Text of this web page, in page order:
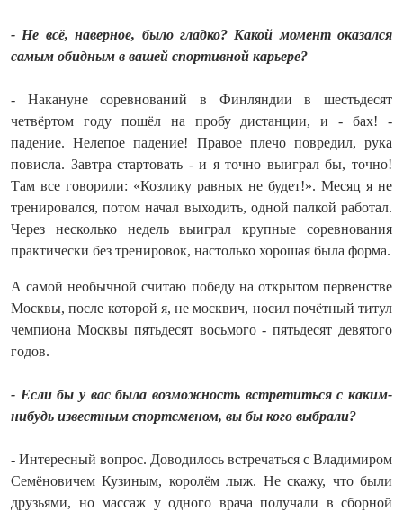
- Не всё, наверное, было гладко? Какой момент оказался
самым обидным в вашей спортивной карьере?
- Накануне соревнований в Финляндии в шестьдесят
четвёртом году пошёл на пробу дистанции, и - бах! -
падение. Нелепое падение! Правое плечо повредил, рука
повисла. Завтра стартовать - и я точно выиграл бы, точно!
Там все говорили: «Козлику равных не будет!». Месяц я не
тренировался, потом начал выходить, одной палкой работал.
Через несколько недель выиграл крупные соревнования
практически без тренировок, настолько хорошая была форма.
А самой необычной считаю победу на открытом первенстве
Москвы, после которой я, не москвич, носил почётный титул
чемпиона Москвы пятьдесят восьмого - пятьдесят девятого
годов.
- Если бы у вас была возможность встретиться с каким-
нибудь известным спортсменом, вы бы кого выбрали?
- Интересный вопрос. Доводилось встречаться с Владимиром
Семёновичем Кузиным, королём лыж. Не скажу, что были
друзьями, но массаж у одного врача получали в сборной